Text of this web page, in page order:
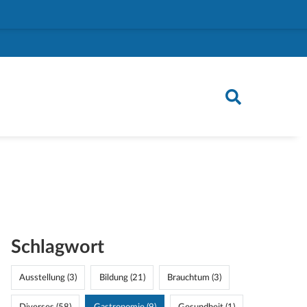
Schlagwort
Ausstellung (3) Bildung (21) Brauchtum (3)